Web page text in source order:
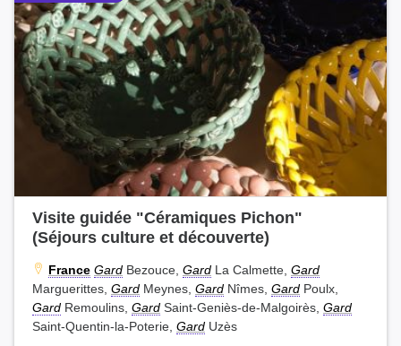
Visite guidée "Céramiques Pichon"
(Séjours culture et découverte)
France Gard Bezouce, Gard La Calmette, Gard
Marguerittes, Gard Meynes, Gard Nîmes, Gard Poulx,
Gard Remoulins, Gard Saint-Geniès-de-Malgoirès, Gard
Saint-Quentin-la-Poterie, Gard Uzès